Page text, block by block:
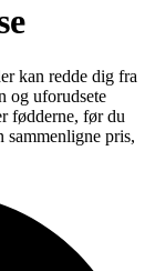
kan redde dig fra
og uforudsete
fødderne, før du
pris,